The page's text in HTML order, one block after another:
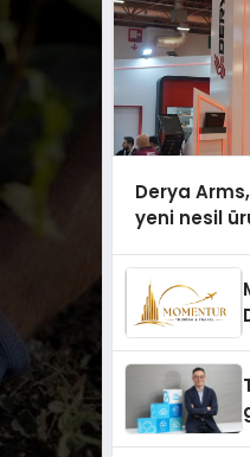
Derya
yeni nesil